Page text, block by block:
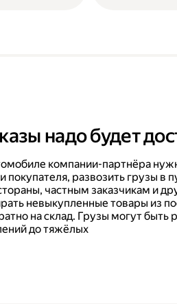
надо будет
компании-партнёра
покупателя, развозить грузы в
частным заказчикам и
невыкупленные товары из
на склад. Грузы могут быть
до тяжёлых